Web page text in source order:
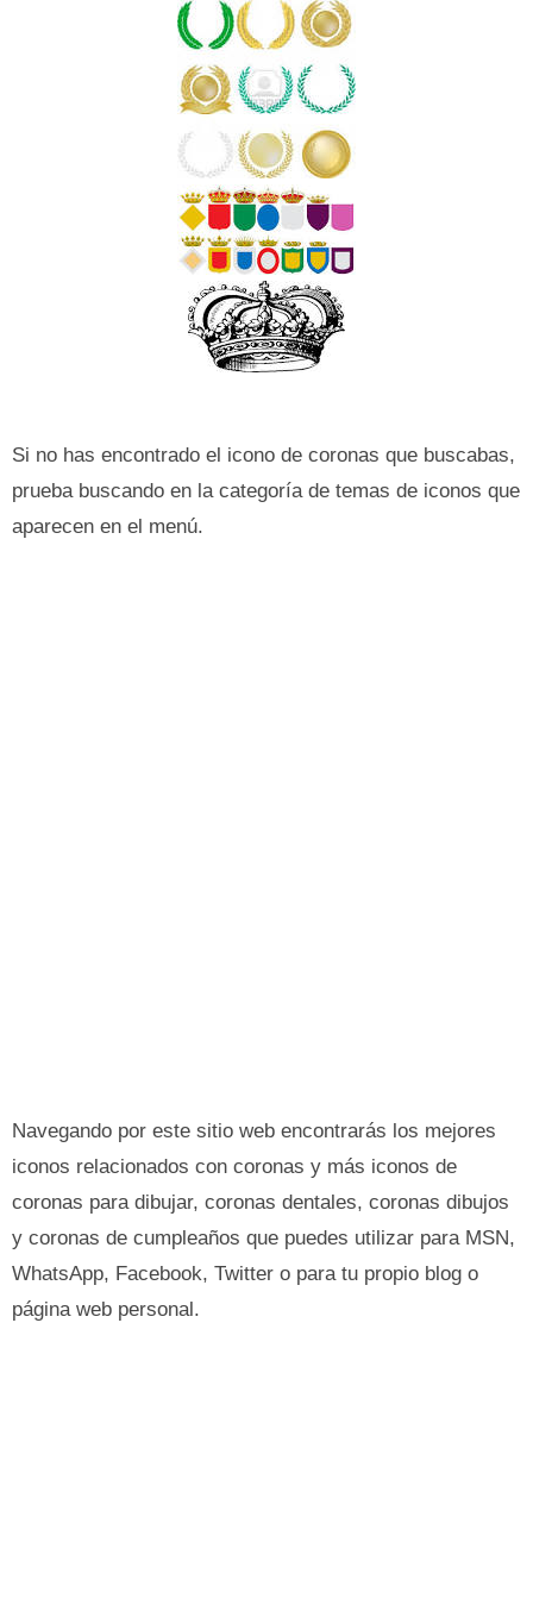
Si no has encontrado el icono de coronas que buscabas,
prueba buscando en la categoría de temas de iconos que
aparecen en el menú.
Navegando por este sitio web encontrarás los mejores
iconos relacionados con coronas y más iconos de
coronas para dibujar, coronas dentales, coronas dibujos
y coronas de cumpleaños que puedes utilizar para MSN,
WhatsApp, Facebook, Twitter o para tu propio blog o
página web personal.